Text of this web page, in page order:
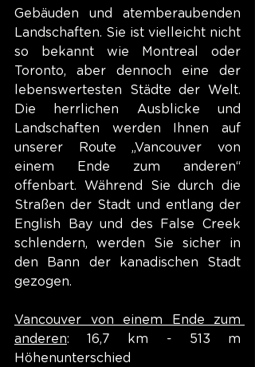
Gebäuden und atemberaubenden
Landschaften. Sie ist vielleicht nicht
so bekannt wie Montreal oder
Toronto, aber dennoch eine der
lebenswertesten Städte der Welt.
Die herrlichen Ausblicke und
Landschaften werden Ihnen auf
unserer Route „Vancouver von
einem Ende zum anderen“
offenbart. Während Sie durch die
Straßen der Stadt und entlang der
English Bay und des False Creek
schlendern, werden Sie sicher in
den Bann der kanadischen Stadt
gezogen.
Vancouver von einem Ende zum
anderen: 16,7 km - 513 m
Höhenunterschied